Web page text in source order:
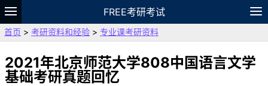
FREE考研考试
题库
故事 专题 APP
VIP
资料
首页 > 考研资料和经验 > 专业课考研资料
2021年北京师范大学808中国语言文学
基础考研真题回忆